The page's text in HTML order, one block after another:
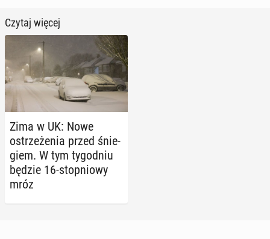
Czytaj więcej
Zima w UK: Nowe
ostrze­że­nia przed śnie­
giem. W tym ty­go­dniu
będzie 16-stop­nio­wy
mróz